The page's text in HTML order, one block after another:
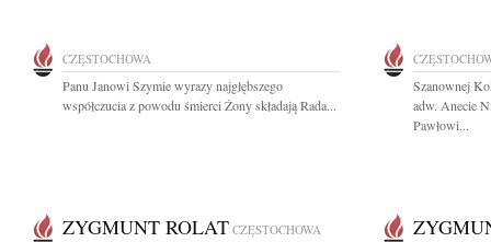
CZĘSTOCHOWA
Panu Janowi Szymie wyrazy najgłębszego
współczucia z powodu śmierci Żony składają Rada...
Szanownej
adw. Anecie
Pawłowi...
ZYGMUNT ROLAT CZĘSTOCHOWA